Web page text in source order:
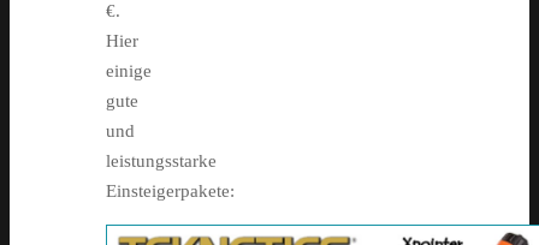
€.
Hier
einige
gute
und
leistungsstarke
Einsteigerpakete: